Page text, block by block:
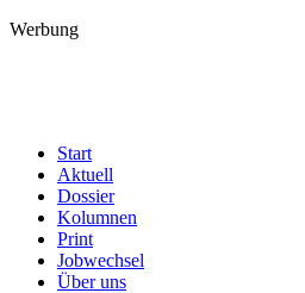
Werbung
Start
Aktuell
Dossier
Kolumnen
Print
Jobwechsel
Über uns